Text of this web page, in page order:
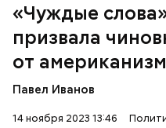
«Чуждые
призвала
от
Павел Иванов
14 ноября 2023 13:46